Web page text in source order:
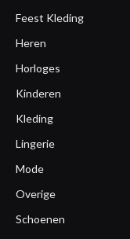
Feest Kleding
Heren
Horloges
Kinderen
Kleding
Lingerie
Mode
Overige
Schoenen